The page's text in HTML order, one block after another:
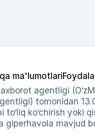
ma'lumotlari
agentligi
tomonidan
ko‘chirish
mavjud